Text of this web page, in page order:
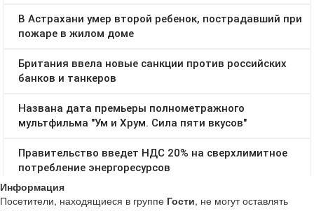
Информация
Посетители, находящиеся в группе Гости, не могут оставлять